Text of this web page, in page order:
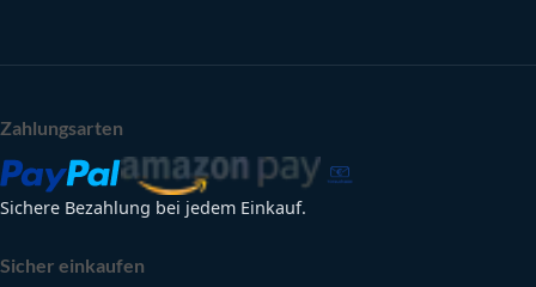
Zahlungsarten
Sichere Bezahlung bei jedem Einkauf.
Sicher einkaufen